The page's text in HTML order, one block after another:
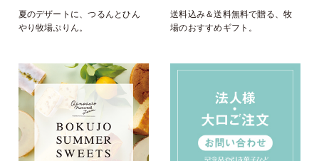
夏のデザートに、つるんとひん
やり牧場ぷりん。
送料込み＆送料無料で贈る、牧
場のおすすめギフト。